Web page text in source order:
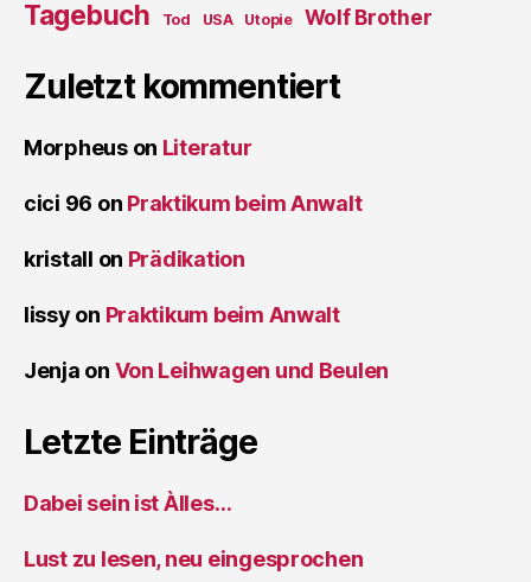
Tagebuch Tod USA Utopie Wolf Brother
Zuletzt kommentiert
Morpheuson Literatur
cici 96 on Praktikum beim Anwalt
kristall on Prädikation
lissy on Praktikum beim Anwalt
Jenja on Von Leihwagen und Beulen
Letzte Einträge
Dabei sein ist Àlles…
Lust zu lesen, neu eingesprochen